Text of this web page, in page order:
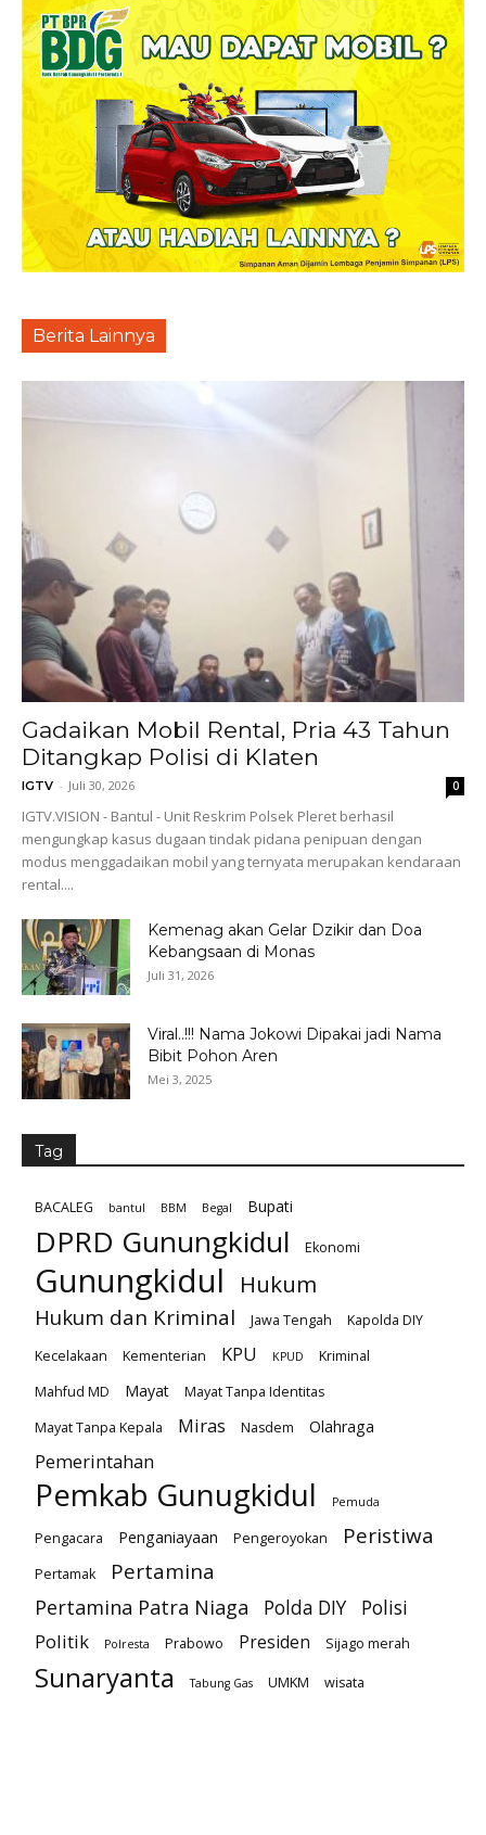
Berita Lainnya
Gadaikan Mobil Rental, Pria 43 Tahun
Ditangkap Polisi di Klaten
IGTV - Juli 30, 2026 0
IGTV.VISION - Bantul - Unit Reskrim Polsek Pleret berhasil
mengungkap kasus dugaan tindak pidana penipuan dengan
modus menggadaikan mobil yang ternyata merupakan kendaraan
rental....
Kemenag akan Gelar Dzikir dan Doa
Kebangsaan di Monas
Juli 31, 2026
Viral..!!! Nama Jokowi Dipakai jadi Nama
Bibit Pohon Aren
Mei 3, 2025
Tag
BACALEG bantul BBM Begal Bupati
DPRD Gunungkidul Ekonomi
Gunungkidul Hukum
Hukum dan Kriminal Jawa Tengah
Kapolda DIY
Kecelakaan
Kementerian KPU KPUD
Kriminal
Mahfud MD
Mayat
Mayat Tanpa Identitas
Mayat Tanpa Kepala
Miras Nasdem Olahraga
Pemerintahan
Pemkab Gunugkidul Pemuda
Pengacara Penganiayaan Pengeroyokan Peristiwa
Pertamak Pertamina
Pertamina Patra Niaga Polda DIY
Polisi
Politik
Polresta Prabowo Presiden Sijago merah
Sunaryanta Tabung Gas UMKM wisata